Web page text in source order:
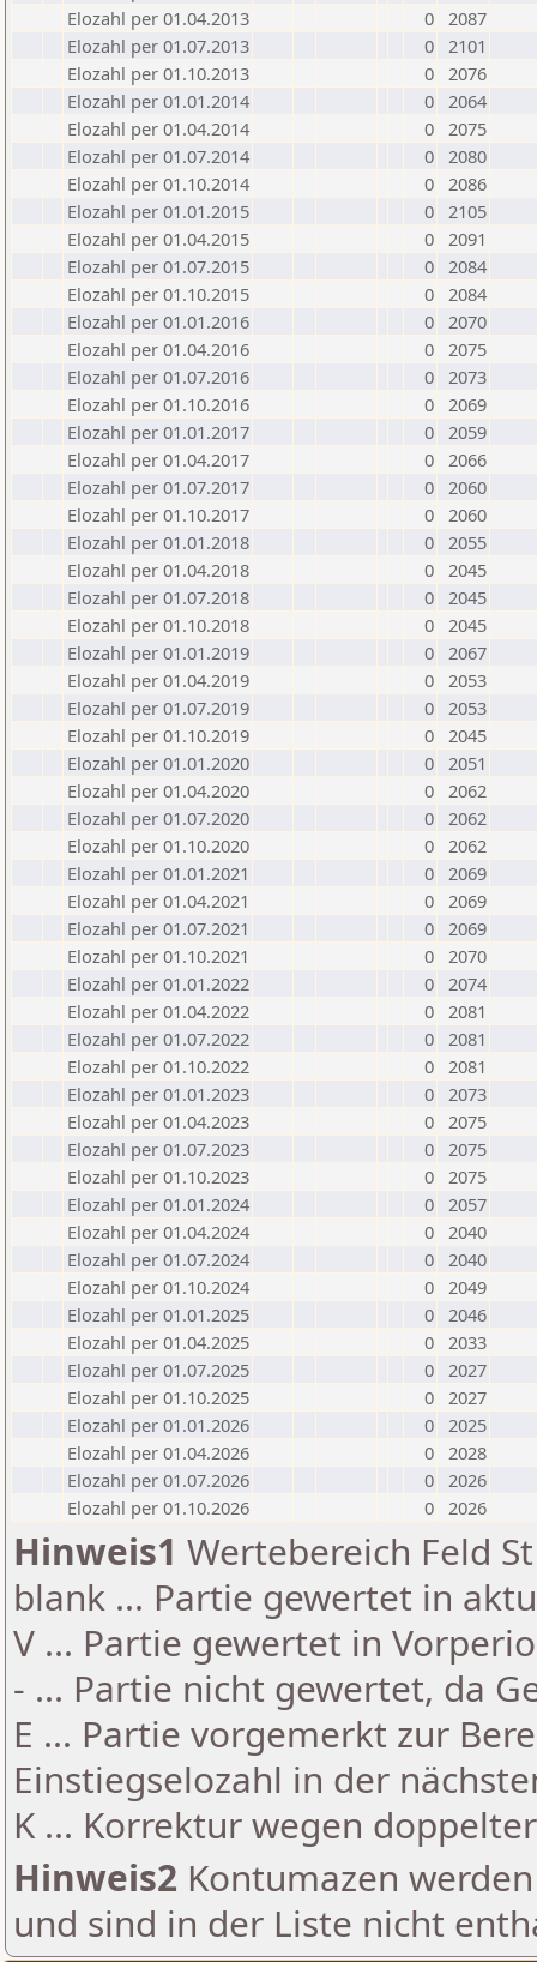
Elozahl per 01.04.2013
0 2087
Elozahl per 01.07.2013
0 2101
Elozahl per 01.10.2013
0 2076
Elozahl per 01.01.2014
0 2064
Elozahl per 01.04.2014
0 2075
Elozahl per 01.07.2014
0 2080
Elozahl per 01.10.2014
0 2086
Elozahl per 01.01.2015
0 2105
Elozahl per 01.04.2015
0 2091
Elozahl per 01.07.2015
0 2084
Elozahl per 01.10.2015
0 2084
Elozahl per 01.01.2016
0 2070
Elozahl per 01.04.2016
0 2075
Elozahl per 01.07.2016
0 2073
Elozahl per 01.10.2016
0 2069
Elozahl per 01.01.2017
0 2059
Elozahl per 01.04.2017
0 2066
Elozahl per 01.07.2017
0 2060
Elozahl per 01.10.2017
0 2060
Elozahl per 01.01.2018
0 2055
Elozahl per 01.04.2018
0 2045
Elozahl per 01.07.2018
0 2045
Elozahl per 01.10.2018
0 2045
Elozahl per 01.01.2019
0 2067
Elozahl per 01.04.2019
0 2053
Elozahl per 01.07.2019
0 2053
Elozahl per 01.10.2019
0 2045
Elozahl per 01.01.2020
0 2051
Elozahl per 01.04.2020
0 2062
Elozahl per 01.07.2020
0 2062
Elozahl per 01.10.2020
0 2062
Elozahl per 01.01.2021
0 2069
Elozahl per 01.04.2021
0 2069
Elozahl per 01.07.2021
0 2069
Elozahl per 01.10.2021
0 2070
Elozahl per 01.01.2022
0 2074
Elozahl per 01.04.2022
0 2081
Elozahl per 01.07.2022
0 2081
Elozahl per 01.10.2022
0 2081
Elozahl per 01.01.2023
0 2073
Elozahl per 01.04.2023
0 2075
Elozahl per 01.07.2023
0 2075
Elozahl per 01.10.2023
0 2075
Elozahl per 01.01.2024
0 2057
Elozahl per 01.04.2024
0 2040
Elozahl per 01.07.2024
0 2040
Elozahl per 01.10.2024
0 2049
Elozahl per 01.01.2025
0 2046
Elozahl per 01.04.2025
0 2033
Elozahl per 01.07.2025
0 2027
Elozahl per 01.10.2025
0 2027
Elozahl per 01.01.2026
0 2025
Elozahl per 01.04.2026
0 2028
Elozahl per 01.07.2026
0 2026
Elozahl per 01.10.2026
0 2026
Hinweis1 Wertebereich Feld
blank ... Partie gewertet in
V ... Partie gewertet in
- ... Partie nicht gewertet, da
E ... Partie vorgemerkt zur
Einstiegselozahl in der
K ... Korrektur wegen
Hinweis2 Kontumazen
und sind in der Liste nicht